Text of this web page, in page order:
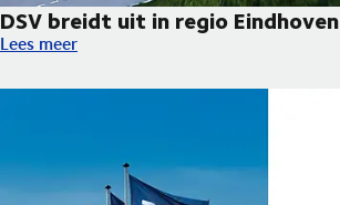
DSV breidt uit in regio Eindhoven
DSV breidt uit in regio Eindhoven
Lees meer